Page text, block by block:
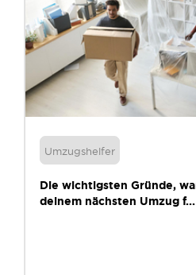
Umzugshelfer
Die wichtigsten Gründe,
deinem nächsten Umzug f...